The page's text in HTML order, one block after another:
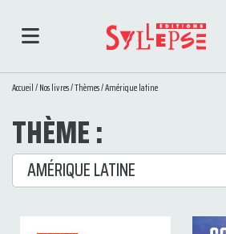
Accueil/Nos livres/Thèmes/Amérique latine
THÈME :
AMÉRIQUE LATINE